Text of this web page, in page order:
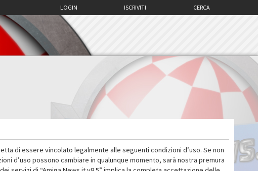
CERCA
ISCRIVITI
LOGIN
di essere vincolato legalmente alle seguenti condizioni d’uso. Se non
d’uso possono cambiare in qualunque momento, sarà nostra premura